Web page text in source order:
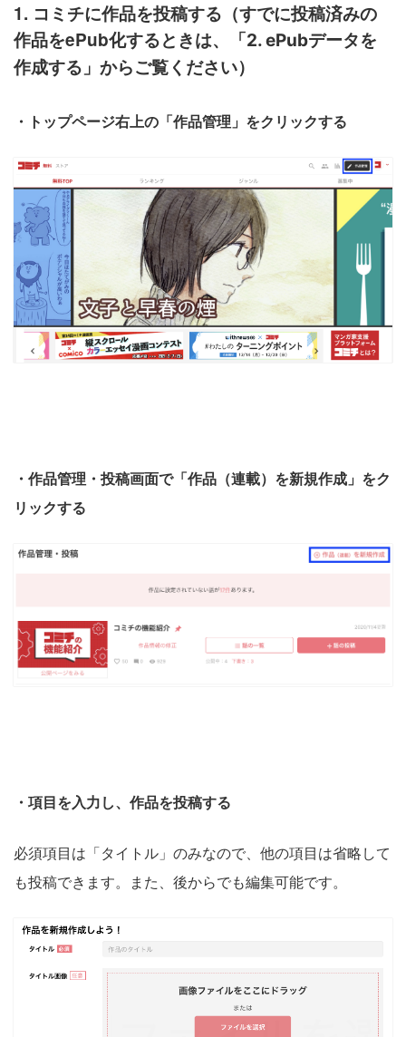
1. コミチに作品を投稿する（すでに投稿済みの
作品をePub化するときは、「2. ePubデータを
作成する」 からご覧ください）
・トップページ右上の「作品管理」をクリックする
・作品管理・投稿画面で「作品（連載）を新規作成」をク
リックする
・項目を入力し、作品を投稿する
必須項目は「タイトル」のみなので、他の項目は省略して
も投稿できます。
また、後からでも編集可能です。